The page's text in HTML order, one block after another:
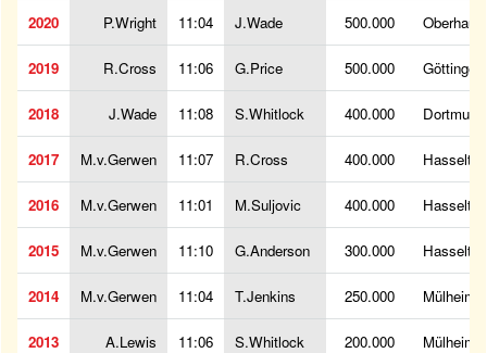
2020 P.Wright 11:04 J.Wade 500.000
2019 R.Cross 11:06 G.Price 500.000 Göttingen
2018 J.Wade 11:08 S.Whitlock 400.000 Dortmund
2017 M.v.Gerwen 11:07 R.Cross 400.000 Hasselt
2016 M.v.Gerwen 11:01 M.Suljovic 400.000 Hasselt
2015 M.v.Gerwen 11:10 G.Anderson 300.000 Hasselt
2014 M.v.Gerwen 11:04 T.Jenkins 250.000 Mülheim
2013 A.Lewis 11:06 S.Whitlock 200.000 Mülheim